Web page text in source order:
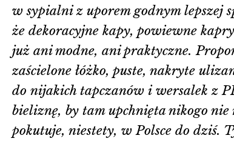
w sypialni z uporem godnym lepszej
że dekoracyjne kapy, powiewne
już ani modne, ani praktyczne.
zaścielone łóżko, puste, nakryte
do nijakich tapczanów i wersalek z
bieliznę, by tam upchnięta nikogo nie
pokutuje, niestety, w Polsce do dziś.